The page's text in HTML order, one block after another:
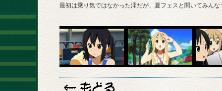
最初は乗り気ではなかった澪だが、夏フェスと聞いてみん